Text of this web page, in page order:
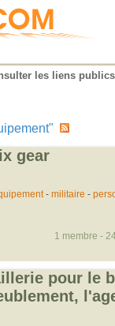
les liens publics
gear
- militaire -
1 membre -
pour le